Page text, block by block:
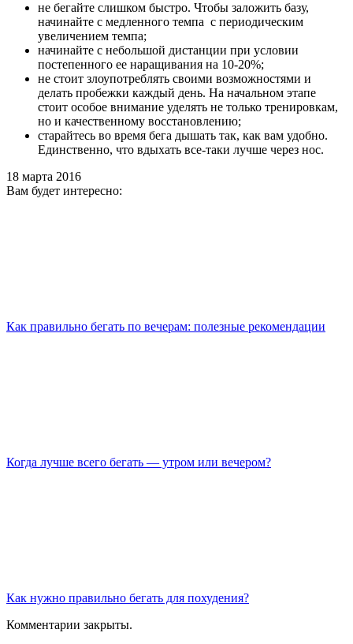
не бегайте слишком быстро. Чтобы заложить базу,
начинайте с медленного темпа с периодическим
увеличением темпа;
начинайте с небольшой дистанции при условии
постепенного ее наращивания на 10-20%;
не стоит злоупотреблять своими возможностями и
делать пробежки каждый день. На начальном этапе
стоит особое внимание уделять не только тренировкам,
но и качественному восстановлению;
старайтесь во время бега дышать так, как вам удобно.
Единственно, что вдыхать все-таки лучше через нос.
18 марта 2016
Вам будет интересно:
Как правильно бегать по вечерам: полезные рекомендации
Когда лучше всего бегать — утром или вечером?
Как нужно правильно бегать для похудения?
Комментарии закрыты.